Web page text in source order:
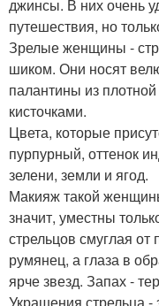
джинсы. В них очень
путешествия, но
Зрелые женщины -
шиком. Они носят
палантины из
кисточками.
Цвета, которые
пурпурный, оттенок
зелени, земли и ягод.
Макияж такой
значит, уместны
стрельцов смуглая от
румянец, а глаза в
ярче звезд. Запах -